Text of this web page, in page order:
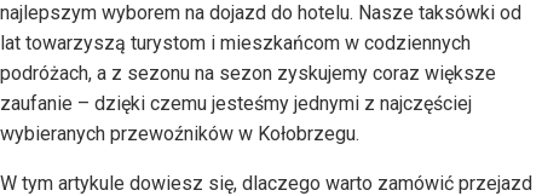
najlepszym wyborem na dojazd do hotelu. Nasze taksówki od
lat towarzyszą turystom i mieszkańcom w codziennych
podróżach, a z sezonu na sezon zyskujemy coraz większe
zaufanie – dzięki czemu jesteśmy jednymi z najczęściej
wybieranych przewoźników w Kołobrzegu.
W tym artykule dowiesz się, dlaczego warto zamówić przejazd